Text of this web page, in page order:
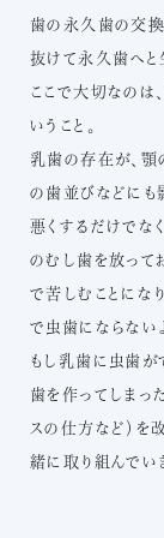
治療費
歯の永久歯の交
抜けて永久歯へと
ここで大切なのは
いうこと。
乳歯の存在が、顎
の歯並びなどにも
悪くするだけでな
のむし歯を放って
で苦しむことにな
で虫歯にならない
もし乳歯に虫歯が
歯を作ってしまっ
スの仕方など）を
緒に取り組んでい